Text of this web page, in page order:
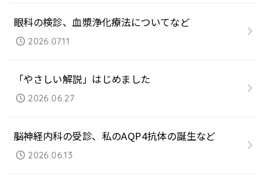
眼科の検診、血漿浄化療法についてなど
2026.07.11
「やさしい解説」はじめました
2026.06.27
脳神経内科の受診、私のAQP4抗体の誕生など
2026.06.13